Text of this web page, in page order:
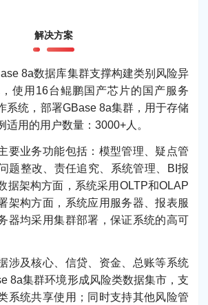
解决方案
8a数据库集群支撑构建类别风险异
使用16台鲲鹏国产芯片的国产服务
系统，部署GBase 8a集群，用于存储
适用的用户数量：3000+人。
要业务功能包括：模型管理、疑点管
题整改、责任追究、系统管理、BI报
据架构方面，系统采用OLTP和OLAP
架构方面，系统应用服务器、报表服
器均采用集群部署，保证系统的高可
涉及核心、信贷、资金、总账等系统
8a集群环境形成风险类数据集市，支
系统共享使用；同时支持其他风险管